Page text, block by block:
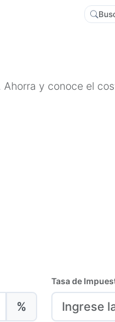
y conoce el
%
Tasa de